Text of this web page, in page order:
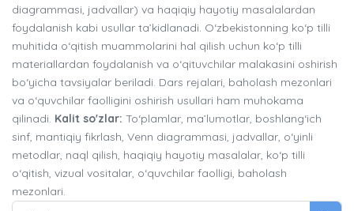
diagrammasi, jadvallar) va haqiqiy hayotiy masalalardan
foydalanish kabi usullar ta’kidlanadi. O‘zbekistonning ko‘p tilli
muhitida o‘qitish muammolarini hal qilish uchun ko‘p tilli
materiallardan foydalanish va o‘qituvchilar malakasini oshirish
bo‘yicha tavsiyalar beriladi. Dars rejalari, baholash mezonlari
va o‘quvchilar faolligini oshirish usullari ham muhokama
qilinadi. Kalit so'zlar: To‘plamlar, ma’lumotlar, boshlang‘ich
sinf, mantiqiy fikrlash, Venn diagrammasi, jadvallar, o‘yinli
metodlar, naql qilish, haqiqiy hayotiy masalalar, ko‘p tilli
o‘qitish, vizual vositalar, o‘quvchilar faolligi, baholash
mezonlari.